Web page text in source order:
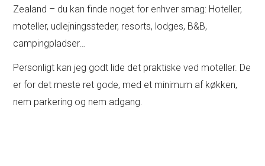
Zealand – du kan finde noget for enhver smag: Hoteller,
moteller, udlejningssteder, resorts, lodges, B&B,
campingpladser…
Personligt kan jeg godt lide det praktiske ved moteller. De
er for det meste ret gode, med et minimum af køkken,
nem parkering og nem adgang.